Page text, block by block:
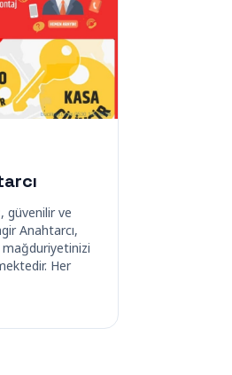
güvenilir ve
Anahtarcı,
Her